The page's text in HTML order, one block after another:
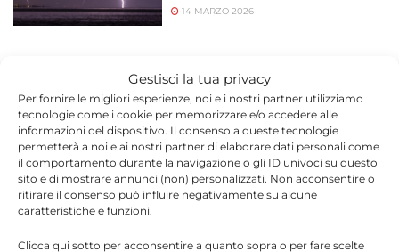
Gestisci la tua privacy
Per fornire le migliori esperienze, noi e i nostri partner utilizziamo
tecnologie come i cookie per memorizzare e/o accedere alle
informazioni del dispositivo. Il consenso a queste tecnologie
permetterà a noi e ai nostri partner di elaborare dati personali come
il comportamento durante la navigazione o gli ID univoci su questo
sito e di mostrare annunci (non) personalizzati. Non acconsentire o
ritirare il consenso può influire negativamente su alcune
caratteristiche e funzioni.
Clicca qui sotto per acconsentire a quanto sopra o per fare scelte
14 MARZO 2026